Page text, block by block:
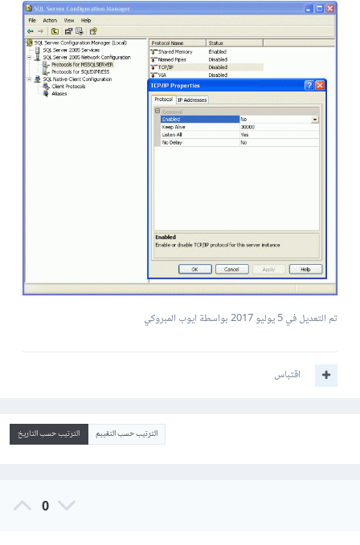
تم التعديل في5 يوليو 2017 بواسطة ايوب المبروكي
اقتباس
الترتيب حسب التقييم الترتيب حسب التاريخ
0